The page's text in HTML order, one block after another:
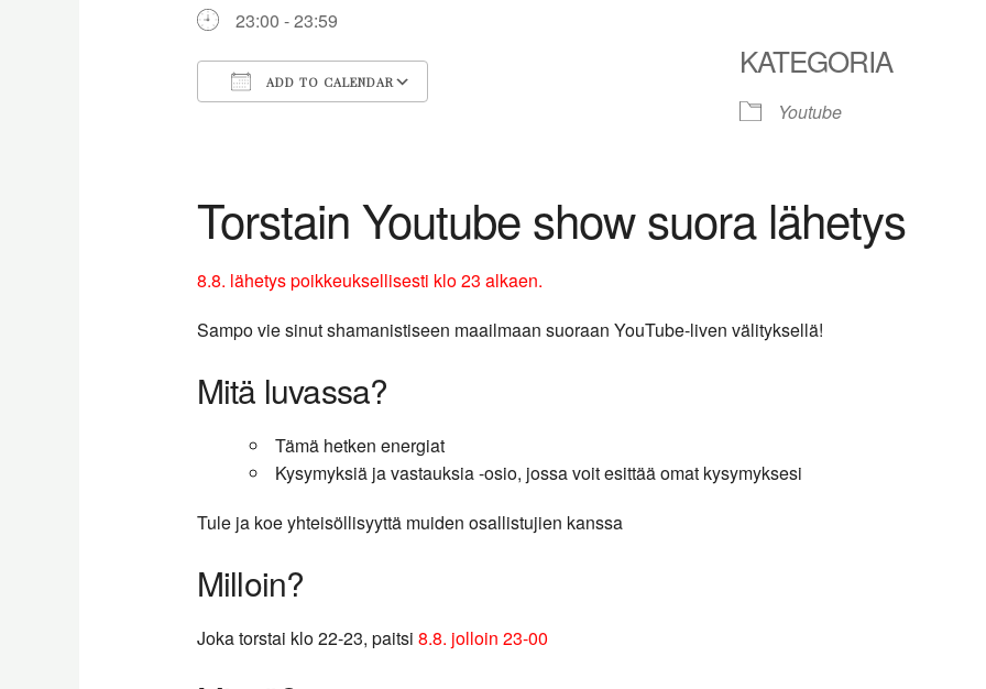
23:00 - 23:59
ADD TO CALENDAR
iCalendar
KATEGORIA
Youtube
Torstain Youtube show suora lähetys
8.8. lähetys poikkeuksellisesti klo 23 alkaen.
Sampo vie sinut shamanistiseen maailmaan suoraan YouTube-liven välityksellä!
Mitä luvassa?
Tämä hetken energiat
Kysymyksiä ja vastauksia -osio, jossa voit esittää omat kysymyksesi
Tule ja koe yhteisöllisyyttä muiden osallistujien kanssa
Milloin?
Joka torstai klo 22-23, paitsi 8.8. jolloin 23-00